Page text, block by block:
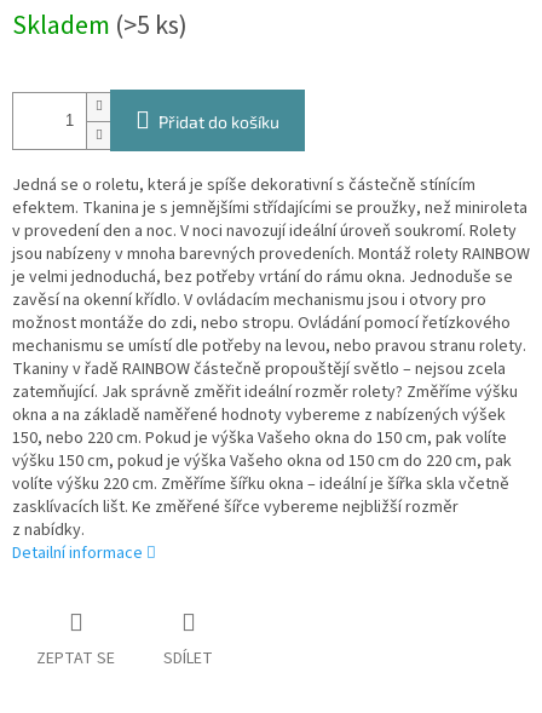
cena:
Skladem (>5 ks)
Přidat do košíku
Jedná se o roletu, která je spíše dekorativní s částečně stínícím
efektem. Tkanina je s jemnějšími střídajícími se proužky, než miniroleta
v provedení den a noc. V noci navozují ideální úroveň soukromí. Rolety
jsou nabízeny v mnoha barevných provedeních. Montáž rolety RAINBOW
je velmi jednoduchá, bez potřeby vrtání do rámu okna. Jednoduše se
zavěsí na okenní křídlo. V ovládacím mechanismu jsou i otvory pro
možnost montáže do zdi, nebo stropu. Ovládání pomocí řetízkového
mechanismu se umístí dle potřeby na levou, nebo pravou stranu rolety.
Tkaniny v řadě RAINBOW částečně propouštějí světlo – nejsou zcela
zatemňující. Jak správně změřit ideální rozměr rolety? Změříme výšku
okna a na základě naměřené hodnoty vybereme z nabízených výšek
150, nebo 220 cm. Pokud je výška Vašeho okna do 150 cm, pak volíte
výšku 150 cm, pokud je výška Vašeho okna od 150 cm do 220 cm, pak
volíte výšku 220 cm. Změříme šířku okna – ideální je šířka skla včetně
zasklívacích lišt. Ke změřené šířce vybereme nejbližší rozměr
z nabídky.
Detailní informace
ZEPTAT SE SDÍLET